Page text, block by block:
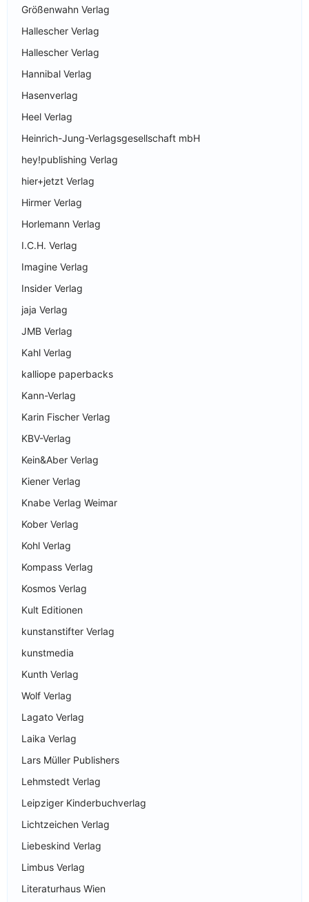
Größenwahn Verlag
Hallescher Verlag
Hallescher Verlag
Hannibal Verlag
Hasenverlag
Heel Verlag
Heinrich-Jung-Verlagsgesellschaft mbH
hey!publishing Verlag
hier+jetzt Verlag
Hirmer Verlag
Horlemann Verlag
I.C.H. Verlag
Imagine Verlag
Insider Verlag
jaja Verlag
JMB Verlag
Kahl Verlag
kalliope paperbacks
Kann-Verlag
Karin Fischer Verlag
KBV-Verlag
Kein&Aber Verlag
Kiener Verlag
Knabe Verlag Weimar
Kober Verlag
Kohl Verlag
Kompass Verlag
Kosmos Verlag
Kult Editionen
kunstanstifter Verlag
kunstmedia
Kunth Verlag
Wolf Verlag
Lagato Verlag
Laika Verlag
Lars Müller Publishers
Lehmstedt Verlag
Leipziger Kinderbuchverlag
Lichtzeichen Verlag
Liebeskind Verlag
Limbus Verlag
Literaturhaus Wien